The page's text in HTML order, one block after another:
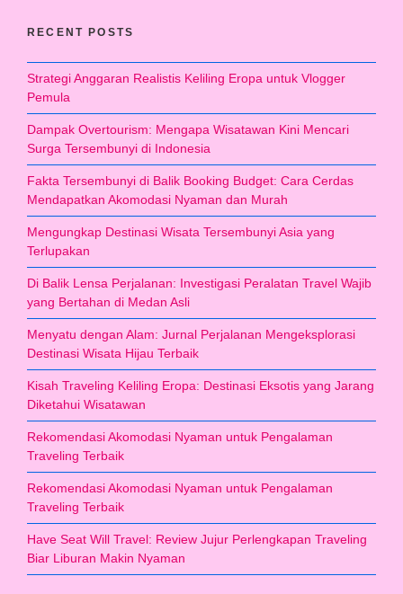
RECENT POSTS
Strategi Anggaran Realistis Keliling Eropa untuk Vlogger
Pemula
Dampak Overtourism: Mengapa Wisatawan Kini Mencari
Surga Tersembunyi di Indonesia
Fakta Tersembunyi di Balik Booking Budget: Cara Cerdas
Mendapatkan Akomodasi Nyaman dan Murah
Mengungkap Destinasi Wisata Tersembunyi Asia yang
Terlupakan
Di Balik Lensa Perjalanan: Investigasi Peralatan Travel Wajib
yang Bertahan di Medan Asli
Menyatu dengan Alam: Jurnal Perjalanan Mengeksplorasi
Destinasi Wisata Hijau Terbaik
Kisah Traveling Keliling Eropa: Destinasi Eksotis yang Jarang
Diketahui Wisatawan
Rekomendasi Akomodasi Nyaman untuk Pengalaman
Traveling Terbaik
Rekomendasi Akomodasi Nyaman untuk Pengalaman
Traveling Terbaik
Have Seat Will Travel: Review Jujur Perlengkapan Traveling
Biar Liburan Makin Nyaman